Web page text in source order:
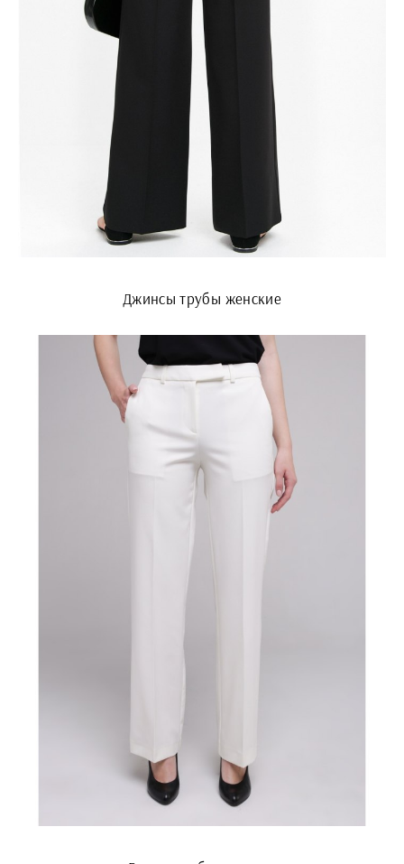
Джинсы трубы женские